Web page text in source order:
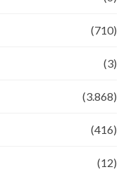
(710)
(3)
(3.868)
(416)
(12)